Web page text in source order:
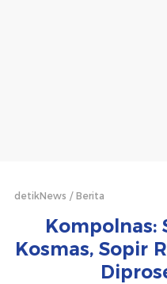
detikNews Berita
Kompolnas:
Kosmas, Sopir